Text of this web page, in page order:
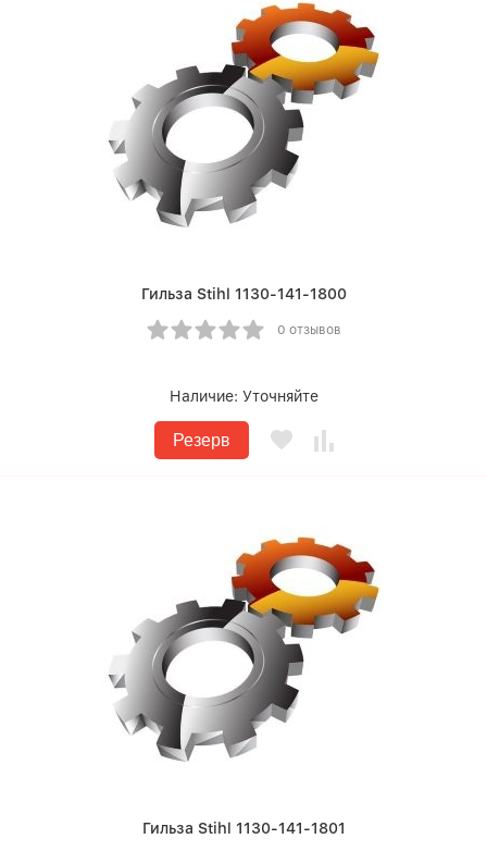
Гильза Stihl 1130-141-1800
0 отзывов
Наличие: Уточняйте
Резерв
Гильза Stihl 1130-141-1801